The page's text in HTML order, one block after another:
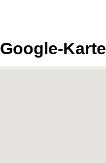
Google-Karte